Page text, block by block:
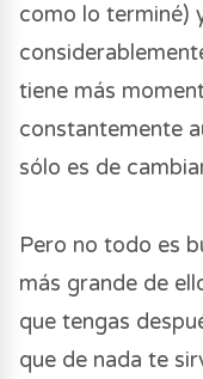
como lo terminé)
tiene más
constantemente
sólo es de
Pero no todo es
más grande de
que tengas
que de nada te